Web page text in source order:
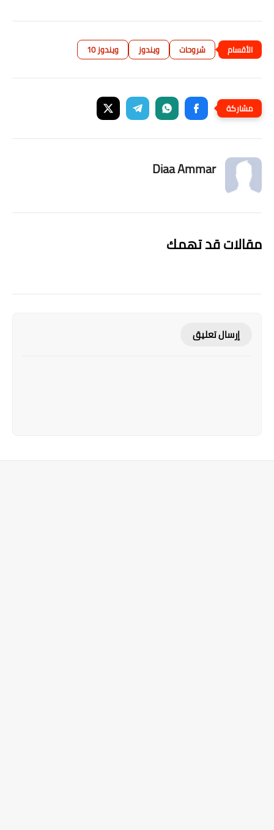
شروحات ويندوز ويندوز 10
Diaa Ammar
مقالات قد تهمك
إرسال تعليق